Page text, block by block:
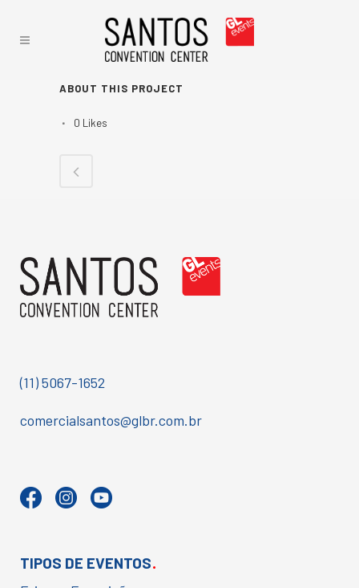
ABOUT THIS PROJECT
0 Likes
(11) 5067-1652
comercialsantos@glbr.com.br
TIPOS DE EVENTOS.